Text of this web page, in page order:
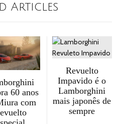
Articles
60 anos
com
Revuelto
Impavido é o
Lamborghini
mais japonês de
sempre